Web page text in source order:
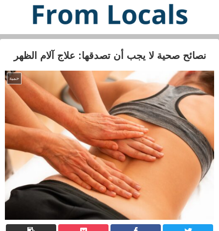
نصائح صحية لا يجب أن تصدقها: علاج آلام الظهر
حمية